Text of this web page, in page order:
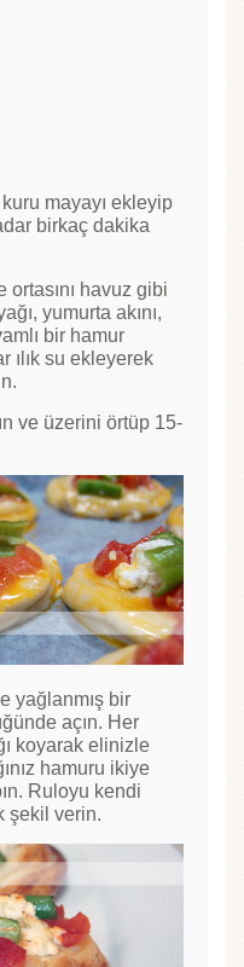
mayayı ekleyip
birkaç dakika
havuz gibi
yumurta akını,
bir hamur
ılık su ekleyerek
ve üzerini örtüp 15-
yağlanmış bir
açın. Her
koyarak elinizle
hamuru ikiye
Ruloyu kendi
şekil verin.